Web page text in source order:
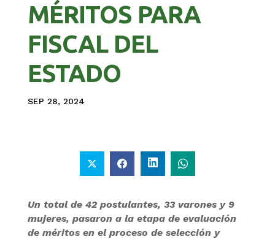
MÉRITOS PARA
FISCAL DEL
ESTADO
SEP 28, 2024
Un total de 42 postulantes, 33 varones y 9
mujeres, pasaron a la etapa de evaluación
de méritos en el proceso de selección y